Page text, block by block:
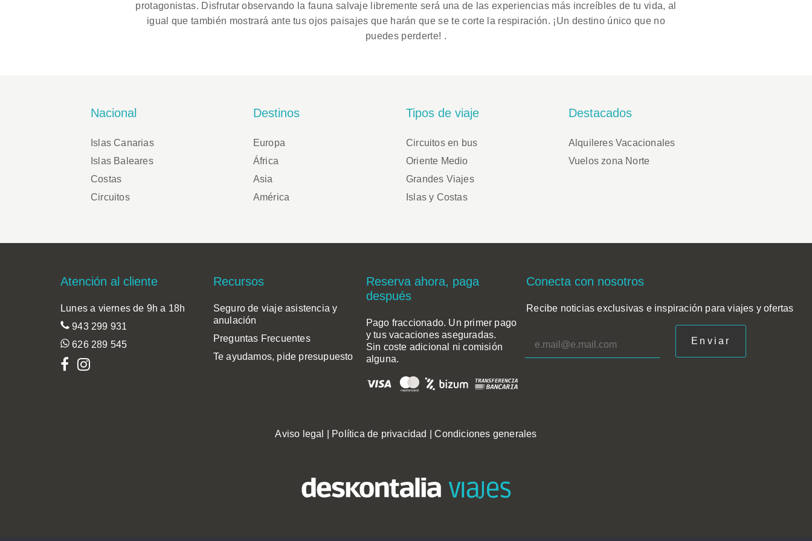
protagonistas. Disfrutar observando la fauna salvaje libremente será una de las experiencias más increíbles de tu vida, al
igual que también mostrará ante tus ojos paisajes que harán que se te corte la respiración. ¡Un destino único que no
puedes perderte! .
Nacional
Islas Canarias
Islas Baleares
Costas
Circuitos
Destinos
Europa
África
Asia
América
Tipos de viaje
Circuitos en bus
Oriente Medio
Grandes Viajes
Islas y Costas
Destacados
Alquileres Vacacionales
Vuelos zona Norte
Atención al cliente
Lunes a viernes de 9h a 18h
943 299 931
626 289 545
Recursos
Seguro de viaje asistencia y
anulación
Preguntas Frecuentes
Te ayudamos, pide presupuesto
Reserva ahora, paga
después
Pago fraccionado. Un primer pago
y tus vacaciones aseguradas.
Sin coste adicional ni comisión
alguna.
Conecta con nosotros
Recibe noticias exclusivas e inspiración para viajes y ofertas
Aviso legal Política de privacidad |Condiciones generales